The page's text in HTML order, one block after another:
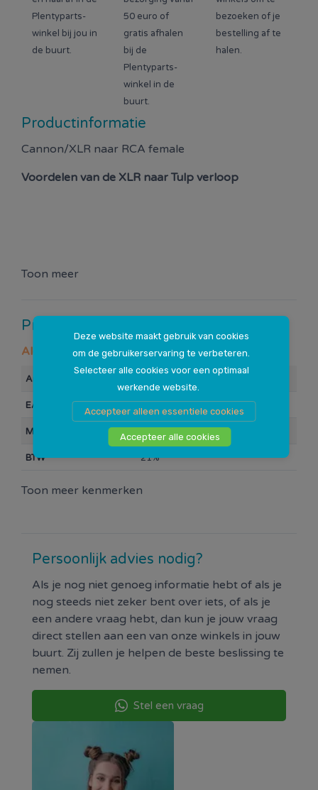
Deze website maakt gebruik van cookies
om de gebruikerservaring te verbeteren.
Selecteer alle cookies voor een optimaal
werkende website.
Accepteer alleen essentiele cookies
Accepteer alle cookies
Plentyparts-
winkel bij jou in
de buurt.
50 euro of
gratis afhalen
bij de
Plentyparts-
winkel in de
buurt.
bezoeken of je
bestelling af te
halen.
Productinformatie
Cannon/XLR naar RCA female
Voordelen van de XLR naar Tulp verloop
Toon meer
Productspecificaties
Algemeen
Artikelnummer
EAN Barcode 0000087122
Merk Plentyparts Huismerk
BTW 21%
Toon meer kenmerken
Persoonlijk advies nodig?
Als je nog niet genoeg informatie hebt of als je
nog steeds niet zeker bent over iets, of als je
een andere vraag hebt, dan kun je jouw vraag
direct stellen aan een van onze winkels in jouw
buurt. Zij zullen je helpen de beste beslissing te
nemen.
Stel een vraag